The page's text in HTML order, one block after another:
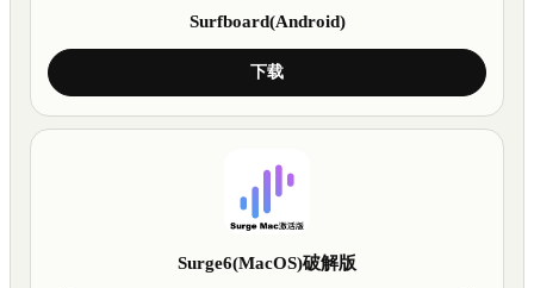
Surfboard(Android)
下载
Surge6(MacOS)破解版